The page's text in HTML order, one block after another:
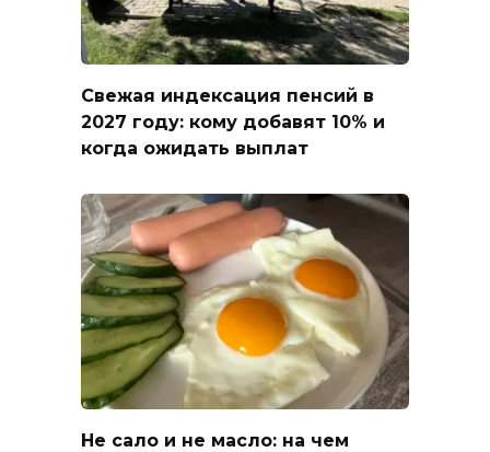
Свежая индексация пенсий в
2027 году: кому добавят 10% и
когда ожидать выплат
Не сало и не масло: на чем